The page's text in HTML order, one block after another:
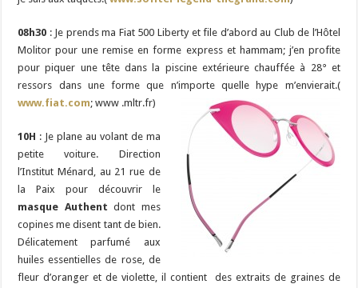
08h30 : Je prends ma Fiat 500 Liberty et file d’abord au Club de l’Hôtel
Molitor pour une remise en forme express et hammam; j’en profite
pour piquer une tête dans la piscine extérieure chauffée à 28° et
ressors dans une forme que n’importe quelle hype m’envierait.(
www.fiat.com; www .mltr.fr)
10H : Je plane au volant de ma
petite voiture. Direction
l’Institut Ménard, au 21 rue de
la Paix pour découvrir le
masque Authent dont mes
copines me disent tant de bien.
Délicatement parfumé aux
huiles essentielles de rose, de
fleur d’oranger et de violette, il contient des extraits de graines de